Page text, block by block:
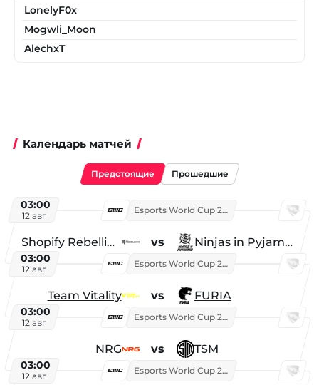
LonelyF0x
Mogwli_Moon
AlechxT
Календарь матчей
Предстоящие Прошедшие
03:00
12 авг
Esports World Cup 2026
Shopify Rebellion vs Ninjas in Pyjamas
03:00
12 авг
Esports World Cup 2026
Team Vitality vs FURIA
03:00
12 авг
Esports World Cup 2026
NRG vs TSM
03:00
12 авг
Esports World Cup 2026